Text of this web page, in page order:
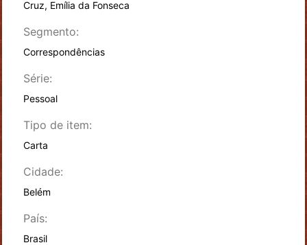
Cruz, Emília da Fonseca
Segmento:
Correspondências
Série:
Pessoal
Tipo de item:
Carta
Cidade:
Belém
País:
Brasil